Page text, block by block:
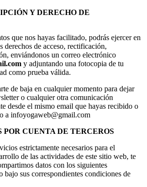
Y DERECHO DE
que nos hayas facilitado, podrás ejercer en
derechos de acceso, rectificación,
enviándonos un correo electrónico
y adjuntando una fotocopia de tu
como prueba válida.
de baja en cualquier momento para dejar
o cualquier otra comunicación
desde el mismo email que hayas recibido o
a infoyogaweb@gmail.com
POR CUENTA DE TERCEROS
estrictamente necesarios para el
de las actividades de este sitio web, te
datos con los siguientes
bajo sus correspondientes condiciones de